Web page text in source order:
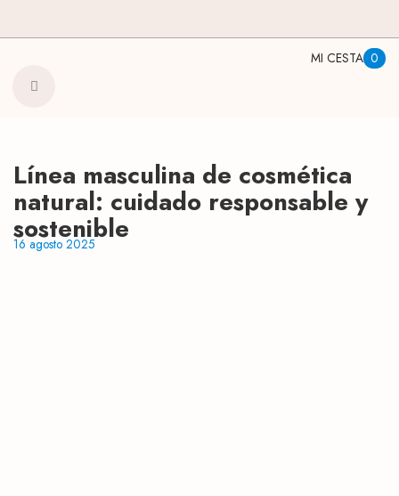
MI CESTA 0
Línea masculina de cosmética
natural: cuidado responsable y
sostenible
16 agosto 2025